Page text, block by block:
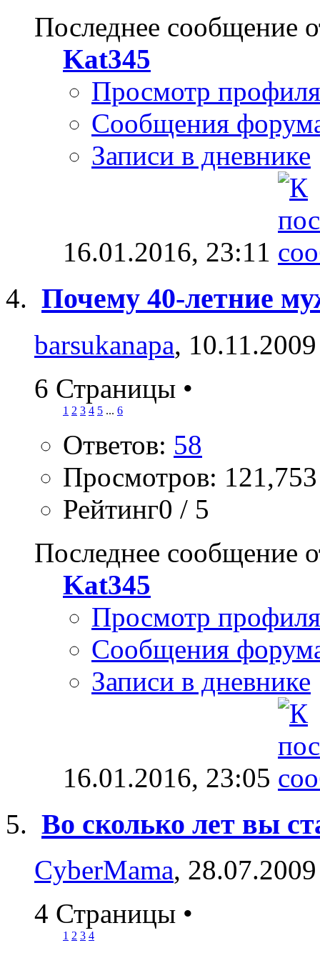
Последнее сообщение
Kat345
Просмотр профиля
Сообщения
Записи в дневнике
16.01.2016, 23:11
Почему 40-летние
barsukanapa,
6 Страницы •
1 2 3 4 5 ... 6
Ответов: 58
Просмотров: 121,753
Рейтинг0 / 5
Последнее сообщение
Kat345
Просмотр профиля
Сообщения
Записи в дневнике
16.01.2016, 23:05
Во сколько лет вы
CyberMama,
4 Страницы •
1 2 3 4